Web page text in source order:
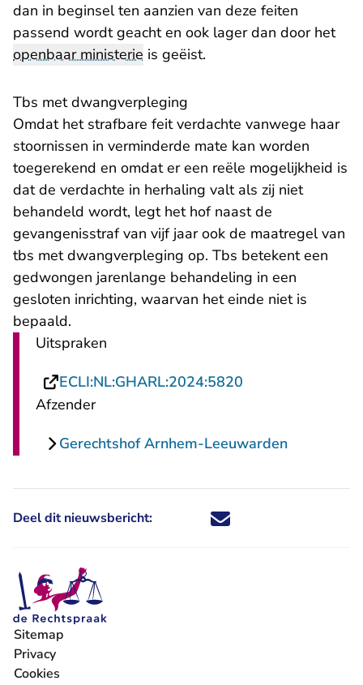
dan in beginsel ten aanzien van deze feiten
passend wordt geacht en ook lager dan door het
openbaar ministerie is geëist.
Tbs met dwangverpleging
Omdat het strafbare feit verdachte vanwege haar
stoornissen in verminderde mate kan worden
toegerekend en omdat er een reële mogelijkheid is
dat de verdachte in herhaling valt als zij niet
behandeld wordt, legt het hof naast de
gevangenisstraf van vijf jaar ook de maatregel van
tbs met dwangverpleging op. Tbs betekent een
gedwongen jarenlange behandeling in een
gesloten inrichting, waarvan het einde niet is
bepaald.
Uitspraken
ECLI:NL:GHARL:2024:5820
Afzender
Gerechtshof Arnhem-Leeuwarden
Deel dit nieuwsbericht: Deel dit nieuwsbericht via X -
Deel dit nieuwsbericht via
Deel dit nieuwsbericht
Deel dit
Sitemap
Privacy
Cookies